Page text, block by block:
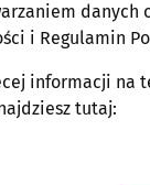
danych
i Regulamin
informacji na
tutaj: